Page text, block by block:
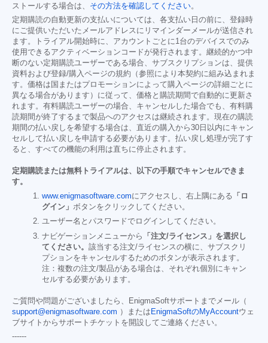
ストールする場合は、 その方法を確認してください。
定期購読の自動更新の支払いについては、各支払い日の前に、登録時
にご提供いただいたメールアドレスにリマインダーメールが送信され
ます。トライアル開始時に、アカウントごとに1台のデバイスでのみ
使用できるアクティベーションコードが発行されます。継続的かつ中
断のない定期購読ユーザーである場合、サブスクリプションは、提供
資料および登録/購入ページの規約（参照により本契約に組み込まれま
す。価格は国またはプロモーションによって購入ページの詳細ごとに
異なる場合があります）に従って、価格と購読期間で自動的に更新さ
れます。有料購読ユーザーの場合、キャンセルした場合でも、有料購
読期間が終了するまで製品へのアクセスは継続されます。現在の購読
期間の払い戻しを希望する場合は、直近の購入から30日以内にキャン
セルして払い戻しを申請する必要があります。払い戻し処理が完了す
ると、すべての機能の利用は直ちに停止されます。
定期購読または無料トライアルは、以下の手順でキャンセルできま
す。
www.enigmasoftware.comにアクセスし、右上隅にある 「ロ
グイン」 ボタンをクリックしてください。
ユーザー名とパスワードでログインしてください。
ナビゲーションメニューから
「注文/ライセンス」を選択し
てください。 該当する注文/ライセンスの横に、サブスクリ
プションをキャンセルするためのボタンが表示されます。
注：複数の注文/製品がある場合は、それぞれ個別にキャン
セルする必要があります。
ご質問や問題がございましたら、EnigmaSoftサポートまでメール（
support@enigmasoftware.com ）または EnigmaSoftのMyAccountウェ
ブサイトからサポートチケットを開設してご連絡ください。
------